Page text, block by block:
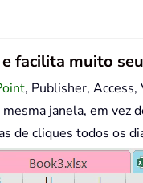
facilita muito
, Publisher, Access,
janela, em vez
de cliques todos os